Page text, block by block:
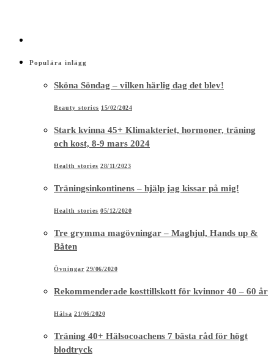
Populära inlägg
Sköna Söndag – vilken härlig dag det blev!
Beauty stories 15/02/2024
Stark kvinna 45+ Klimakteriet, hormoner, träning
och kost, 8-9 mars 2024
Health stories 28/11/2023
Träningsinkontinens – hjälp jag kissar på mig!
Health stories 05/12/2020
Tre grymma magövningar – Maghjul, Hands up &
Båten
Övningar 29/06/2020
Rekommenderade kosttillskott för kvinnor 40 – 60 år
Hälsa 21/06/2020
Träning 40+ Hälsocoachens 7 bästa råd för högt
blodtryck